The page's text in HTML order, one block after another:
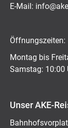
E-Mail:
Öffnungszeiten:
Montag bis
Samstag: 10:00
Unser AKE-